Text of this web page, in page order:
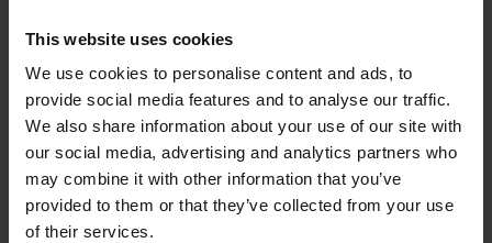
This website uses cookies
We use cookies to personalise content and ads, to
provide social media features and to analyse our traffic.
We also share information about your use of our site with
our social media, advertising and analytics partners who
may combine it with other information that you’ve
provided to them or that they’ve collected from your use
of their services.
Specificatie
Maatgids
Wasvoorschriften